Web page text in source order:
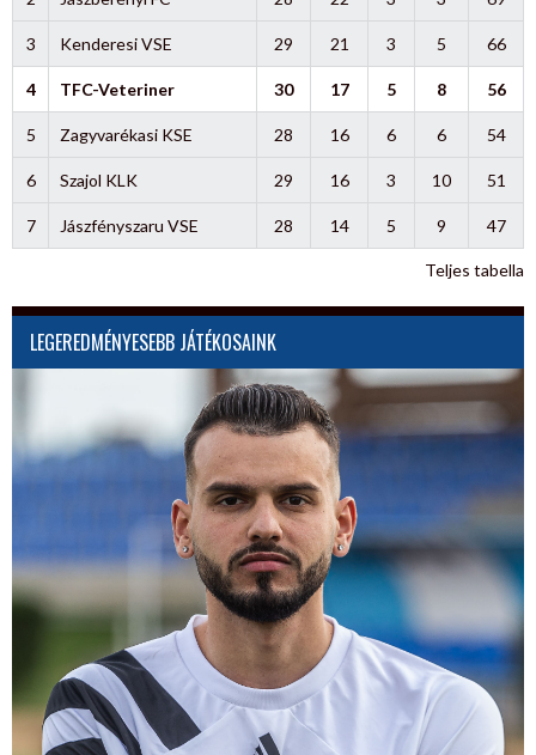
3 Kenderesi VSE 29 21 3 5 66
4 TFC-Veteriner 30 17 5 8 56
5 Zagyvarékasi KSE 28 16 6 6 54
6 Szajol KLK 29 16 3 10 51
7 Jászfényszaru VSE 28 14 5 9 47
Teljes tabella
LEGEREDMÉNYESEBB JÁTÉKOSAINK